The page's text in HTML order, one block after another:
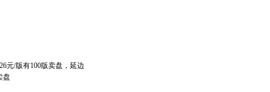
元/版有100版卖盘，延边
盘